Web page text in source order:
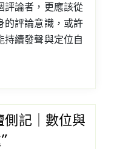
評論者，更應該從
的評論意識，或許
持續發聲與定位自
側記｜數位與
”